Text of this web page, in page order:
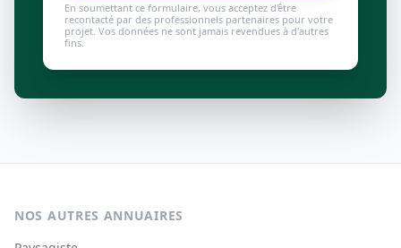
En soumettant ce formulaire, vous acceptez d'être
recontacté par des professionnels partenaires pour votre
projet. Vos données ne sont jamais revendues à d'autres
fins.
NOS AUTRES ANNUAIRES